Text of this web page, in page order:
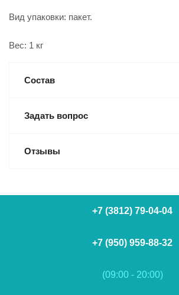
Вид упаковки: пакет.
Вес: 1 кг
Состав
Задать вопрос
Отзывы
+7 (3812) 79-04-04
+7 (950) 959-88-32
(09:00 - 20:00)